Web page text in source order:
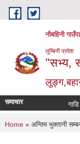
Skip to main content
नौबहिनी
लुम्बिनी प्रदेश
"सभ्य,
समाचार गाडि
You are
Home » अन्तिम भुक्तानी